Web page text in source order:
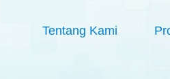
Tentang Kami